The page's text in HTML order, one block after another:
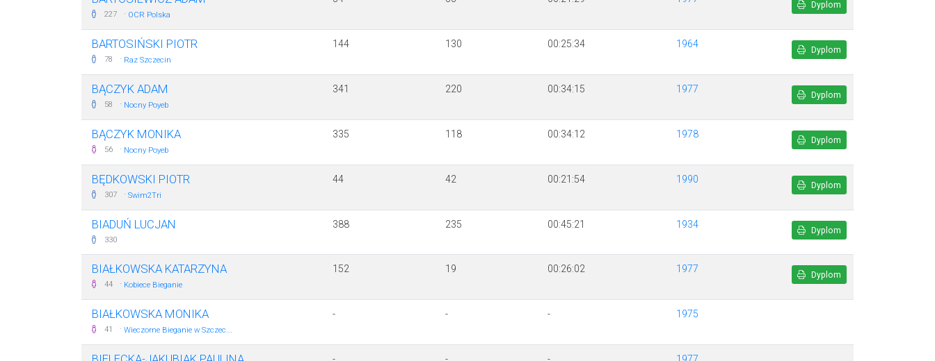
227 · OCR Polska
Dyplom
BARTOSIŃSKI PIOTR
78 · Raz Szczecin
144 130 00:25:34 1964
Dyplom
BĄCZYK ADAM
58 · Nocny Poyeb
341 220 00:34:15 1977
Dyplom
BĄCZYK MONIKA
56 · Nocny Poyeb
335 118 00:34:12 1978
Dyplom
BĘDKOWSKI PIOTR
307 · Swim2Tri
44 42 00:21:54 1990
Dyplom
BIADUŃ LUCJAN
330
388 235 00:45:21 1934
Dyplom
BIAŁKOWSKA KATARZYNA
44 · Kobiece Bieganie
152 19 00:26:02 1977
Dyplom
BIAŁKOWSKA MONIKA
41 · Wieczorne Bieganie w Szczec...
- - - 1975